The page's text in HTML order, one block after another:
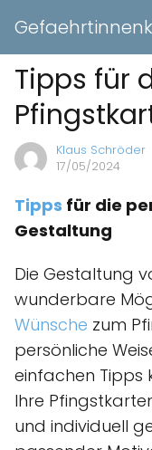
Tipps für
Klaus Schröder
17/05/2024
Tipps für die
Gestaltung
Die Gestaltung
wunderbare
Wünsche zum
persönliche
einfachen Tipps
Ihre
und individuell